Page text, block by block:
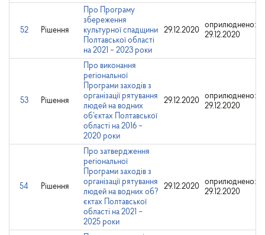
52 Рішення
Про Програму
збереження
культурної спадщини
Полтавської області
на 2021 – 2023 роки
29.12.2020
оприлюднено:
29.12.2020
53 Рішення
Про виконання
регіональної
Програми заходів з
організації рятування
людей на водних
об’єктах Полтавської
області на 2016 –
2020 роки
29.12.2020
оприлюднено:
29.12.2020
54 Рішення
Про затвердження
регіональної
Програми заходів з
організації рятування
людей на водних об?
єктах Полтавської
області на 2021 –
2025 роки
29.12.2020
оприлюднено:
29.12.2020